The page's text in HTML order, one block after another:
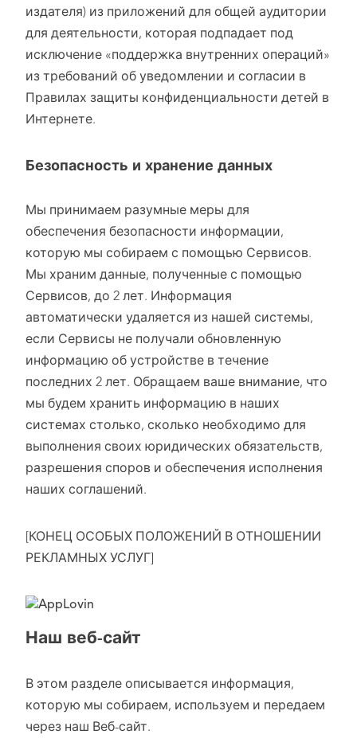
издателя) из приложений для общей аудитории
для деятельности, которая подпадает под
исключение «поддержка внутренних операций»
из требований об уведомлении и согласии в
Правилах защиты конфиденциальности детей в
Интернете.
Безопасность и хранение данных
Мы принимаем разумные меры для
обеспечения безопасности информации,
которую мы собираем с помощью Сервисов.
Мы храним данные, полученные с помощью
Сервисов, до 2 лет. Информация
автоматически удаляется из нашей системы,
если Сервисы не получали обновленную
информацию об устройстве в течение
последних 2 лет. Обращаем ваше внимание, что
мы будем хранить информацию в наших
системах столько, сколько необходимо для
выполнения своих юридических обязательств,
разрешения споров и обеспечения исполнения
наших соглашений.
[КОНЕЦ ОСОБЫХ ПОЛОЖЕНИЙ В ОТНОШЕНИИ
РЕКЛАМНЫХ УСЛУГ]
Наш веб-сайт
В этом разделе описывается информация,
которую мы собираем, используем и передаем
через наш Веб-сайт.